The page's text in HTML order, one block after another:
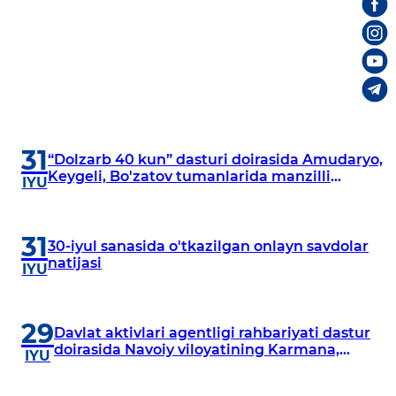
31
IYU
“Dolzarb 40 kun” dasturi doirasida Amudaryo,
Keygeli, Bo'zatov tumanlarida manzilli
31
IYU
30-iyul sanasida o'tkazilgan onlayn savdolar
natijasi
29
IYU
Davlat aktivlari agentligi rahbariyati dastur
doirasida Navoiy viloyatining Karmana,